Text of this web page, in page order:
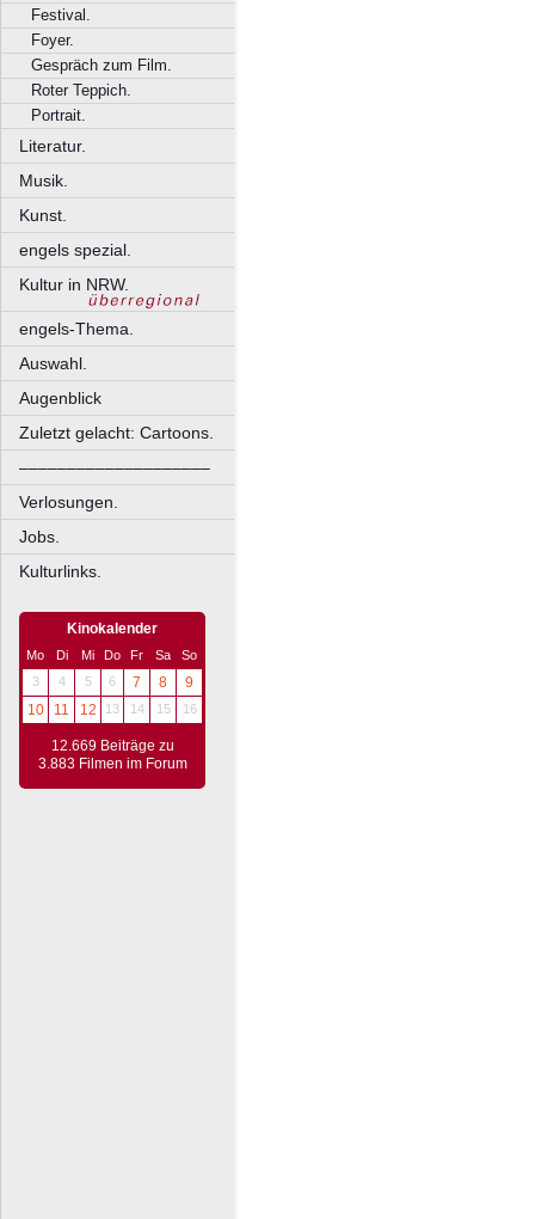
Festival.
Foyer.
Gespräch zum Film.
Roter Teppich.
Portrait.
Literatur.
Musik.
Kunst.
engels spezial.
Kultur in NRW.
engels-Thema.
Auswahl.
Augenblick
Zuletzt gelacht: Cartoons.
––––––––––––––––––––
Verlosungen.
Jobs.
Kulturlinks.
Kinokalender
Mo Di Mi Do Fr Sa
So
3
4 5 6 7 8
9
10
11 12 13 14 15 16
12.669 Beiträge zu
3.883 Filmen im Forum